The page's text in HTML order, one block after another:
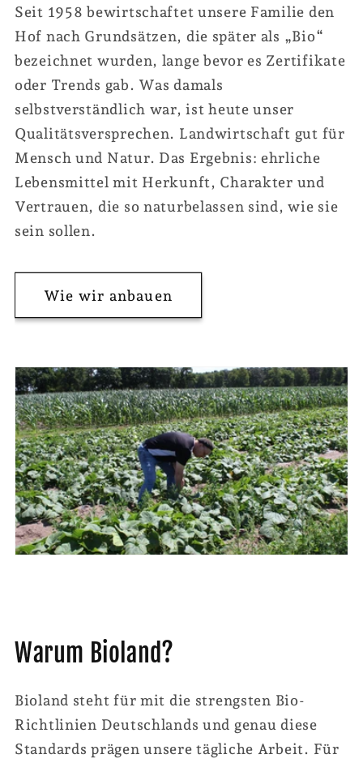
Seit 1958 bewirtschaftet unsere Familie den
Hof nach Grundsätzen, die später als „Bio“
bezeichnet wurden, lange bevor es Zertifikate
oder Trends gab. Was damals
selbstverständlich war, ist heute unser
Qualitätsversprechen. Landwirtschaft gut für
Mensch und Natur. Das Ergebnis: ehrliche
Lebensmittel mit Herkunft, Charakter und
Vertrauen, die so naturbelassen sind, wie sie
sein sollen.
Wie wir anbauen
Warum Bioland?
Bioland steht für mit die strengsten Bio-
Richtlinien Deutschlands und genau diese
Standards prägen unsere tägliche Arbeit. Für